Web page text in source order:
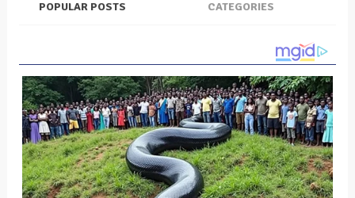
POPULAR POSTS CATEGORIES